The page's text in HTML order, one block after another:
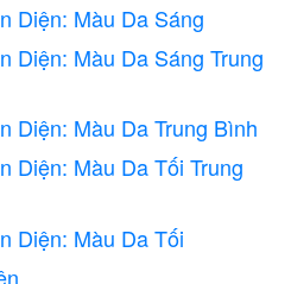
Diện: Màu Da Sáng
Diện: Màu Da Sáng Trung
Diện: Màu Da Trung Bình
Diện: Màu Da Tối Trung
Diện: Màu Da Tối